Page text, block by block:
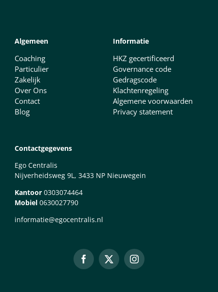
Algemeen
Coaching
Particulier
Zakelijk
Over Ons
Contact
Blog
Informatie
HKZ gecertificeerd
Governance code
Gedragscode
Klachtenregeling
Algemene voorwaarden
Privacy statement
Contactgegevens
Ego Centralis
Nijverheidsweg 9L, 3433 NP Nieuwegein
Kantoor 0303074464
Mobiel 0630027790
informatie@egocentralis.nl